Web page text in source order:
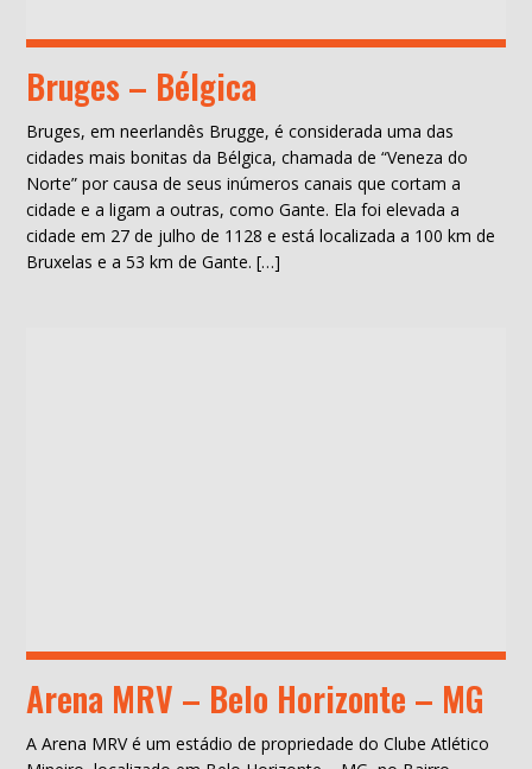
Bruges – Bélgica
Bruges, em neerlandês Brugge, é considerada uma das
cidades mais bonitas da Bélgica, chamada de “Veneza do
Norte” por causa de seus inúmeros canais que cortam a
cidade e a ligam a outras, como Gante. Ela foi elevada a
cidade em 27 de julho de 1128 e está localizada a 100 km de
Bruxelas e a 53 km de Gante. […]
Arena MRV – Belo Horizonte – MG
A Arena MRV é um estádio de propriedade do Clube Atlético